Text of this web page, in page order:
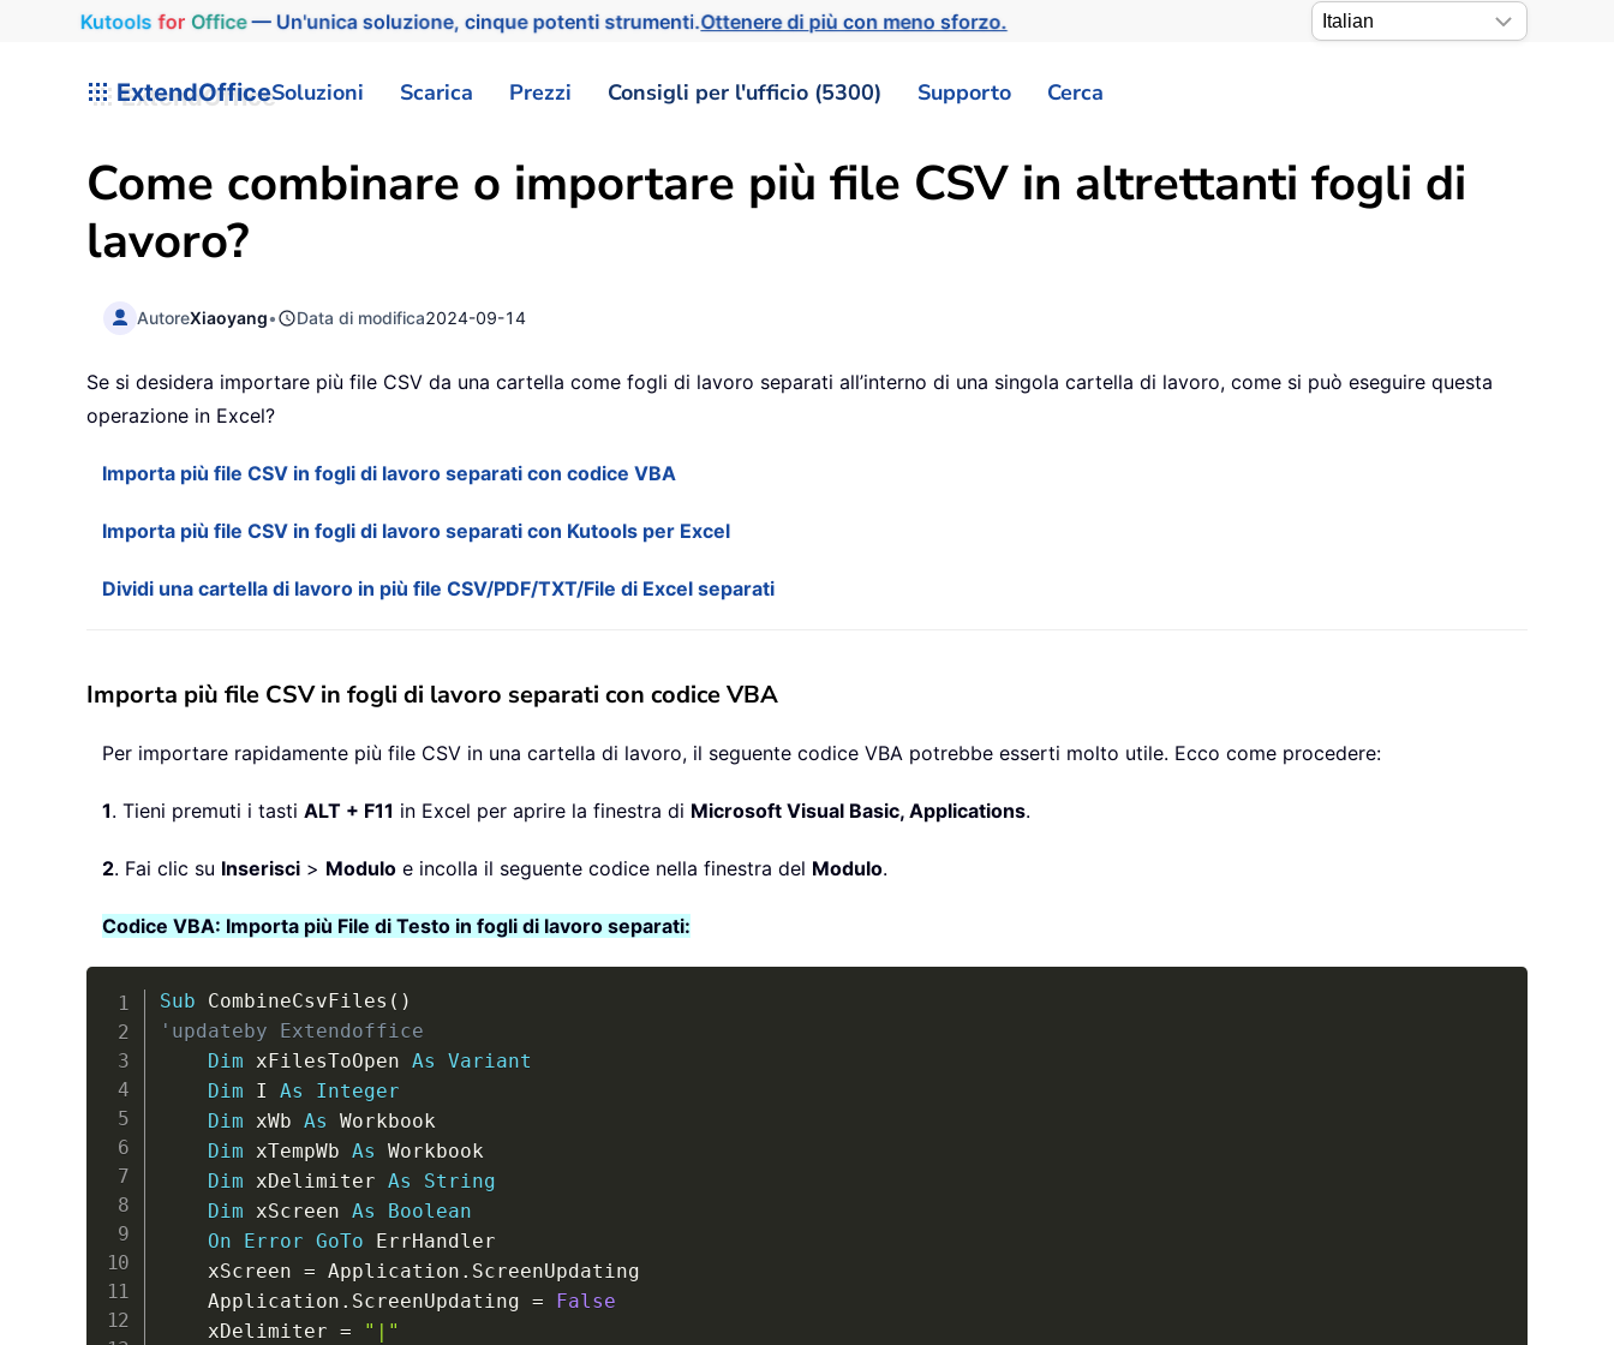
Kutools for Office— Un'unica soluzione, cinque potenti strumenti.Ottenere di più con meno sforzo.
ExtendOfficeSoluzioni Scarica Prezzi Consigli per l'ufficio (5300) Supporto Cerca
Come combinare o importare più file CSV in altrettanti fogli di
lavoro?
AutoreXiaoyang• Data di modifica2024-09-14
Se si desidera importare più file CSV da una cartella come fogli di lavoro separati all’interno di una singola cartella di lavoro, come si può eseguire questa
operazione in Excel?
Importa più file CSV in fogli di lavoro separati con codice VBA
Importa più file CSV in fogli di lavoro separati con Kutools per Excel
Dividi una cartella di lavoro in più file CSV/PDF/TXT/File di Excel separati
Importa più file CSV in fogli di lavoro separati con codice VBA
Per importare rapidamente più file CSV in una cartella di lavoro, il seguente codice VBA potrebbe esserti molto utile. Ecco come procedere:
1. Tieni premuti i tasti ALT + F11 in Excel per aprire la finestra di Microsoft Visual Basic, Applications.
2. Fai clic su Inserisci > Modulo e incolla il seguente codice nella finestra del Modulo.
Codice VBA: Importa più File di Testo in fogli di lavoro separati:
Sub CombineCsvFiles ( )
'updateby Extendoffice
Dim xFilesToOpen As
Variant
Dim I As
Integer
Dim xWb As Workbook
Dim xTempWb As Workbook
Dim xDelimiter As
String
Dim xScreen As
Boolean
On
Error GoTo ErrHandler
    xScreen
= Application . ScreenUpdating
    Application
. ScreenUpdating =
False
    xDelimiter
=
"|"